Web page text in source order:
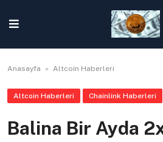
content
Anasayfa » Altcoin Haberleri
Altcoin Haberleri Chainlink Haberleri
Balina Bir Ayda